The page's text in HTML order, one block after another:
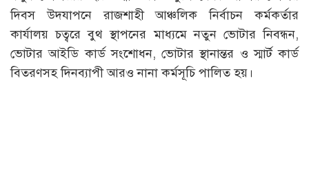
দিবস উদযাপনে রাজশাহী আঞ্চলিক নির্বাচন কর্মকর্তার
কার্যালয় চত্বরে বুথ স্থাপনের মাধ্যমে নতুন ভোটার নিবন্ধন,
ভোটার আইডি কার্ড সংশোধন, ভোটার স্থানান্তর ও স্মার্ট কার্ড
বিতরণসহ দিনব্যাপী আরও নানা কর্মসূচি পালিত হয়।